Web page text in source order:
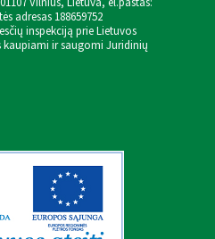
adresas 188659752
inspekciją prie Lietuvos
kaupiami ir saugomi Juridinių